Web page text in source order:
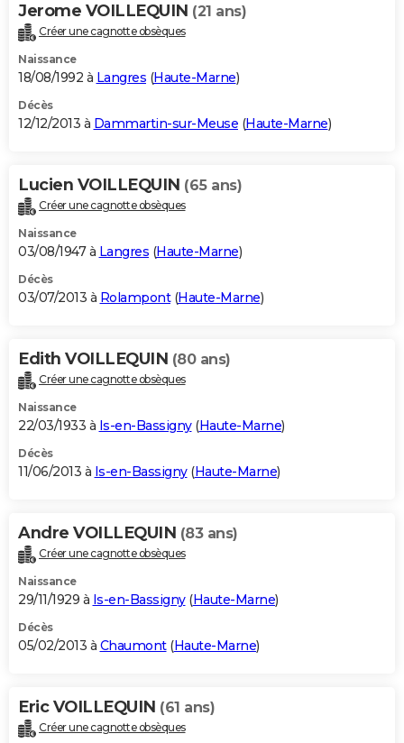
Jerome VOILLEQUIN (21 ans)
Créer une cagnotte obsèques
Naissance
18/08/1992 à Langres (Haute-Marne)
Décès
12/12/2013 à Dammartin-sur-Meuse (Haute-Marne)
Lucien VOILLEQUIN (65 ans)
Créer une cagnotte obsèques
Naissance
03/08/1947 à Langres (Haute-Marne)
Décès
03/07/2013 à Rolampont(Haute-Marne)
Edith VOILLEQUIN (80 ans)
Créer une cagnotte obsèques
Naissance
22/03/1933 à Is-en-Bassigny(Haute-Marne)
Décès
11/06/2013 à Is-en-Bassigny(Haute-Marne)
Andre VOILLEQUIN (83 ans)
Créer une cagnotte obsèques
Naissance
29/11/1929 à Is-en-Bassigny(Haute-Marne)
Décès
05/02/2013 à Chaumont(Haute-Marne)
Eric VOILLEQUIN (61 ans)
Créer une cagnotte obsèques